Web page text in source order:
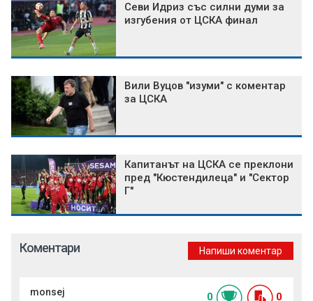
Севи Идриз със силни думи за
изгубения от ЦСКА финал
Вили Вуцов "изуми" с коментар
за ЦСКА
Капитанът на ЦСКА се преклони
пред "Кюстендилеца" и "Сектор
Г"
Коментари Напиши коментар
monsej 0 0